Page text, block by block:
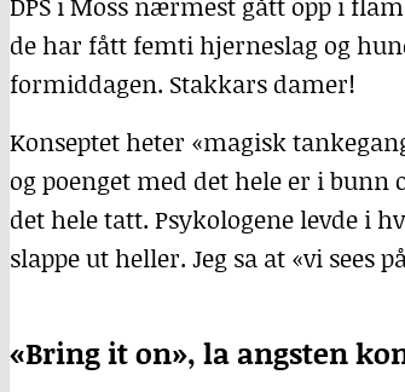
de har fått femti hjerneslag og
formiddagen. Stakkars damer!
Konseptet heter «magisk
og poenget med det hele er i
det hele tatt. Psykologene levde i
slappe ut heller. Jeg sa at «vi sees
«Bring it on», la angsten